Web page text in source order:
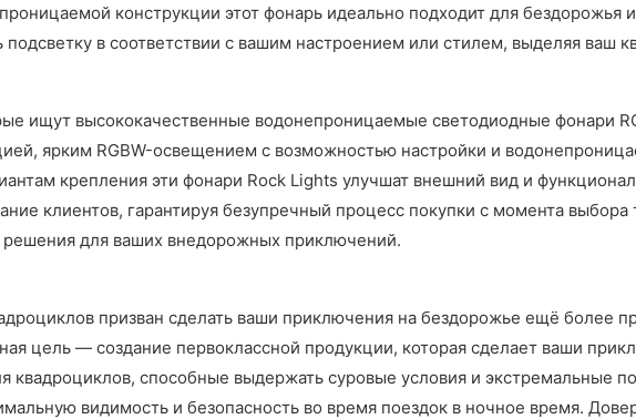
конструкции этот фонарь идеально подходит для
в соответствии с вашим настроением или стилем, выделяя ваш
ищут высококачественные водонепроницаемые светодиодные фонари
ярким RGBW-освещением с возможностью настройки и
крепления эти фонари Rock Lights улучшат внешний вид и
клиентов, гарантируя безупречный процесс покупки с момента выбора
для ваших внедорожных приключений.
призван сделать ваши приключения на бездорожье ещё более
цель — создание первоклассной продукции, которая сделает ваши
способные выдержать суровые условия и экстремальные
видимость и безопасность во время поездок в ночное время.